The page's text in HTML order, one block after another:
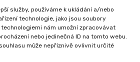
služby, používáme k ukládání a/nebo
technologie, jako jsou soubory
nám umožní zpracovávat
nebo jedinečná ID na tomto webu.
může nepříznivě ovlivnit určité
Havířov
webu